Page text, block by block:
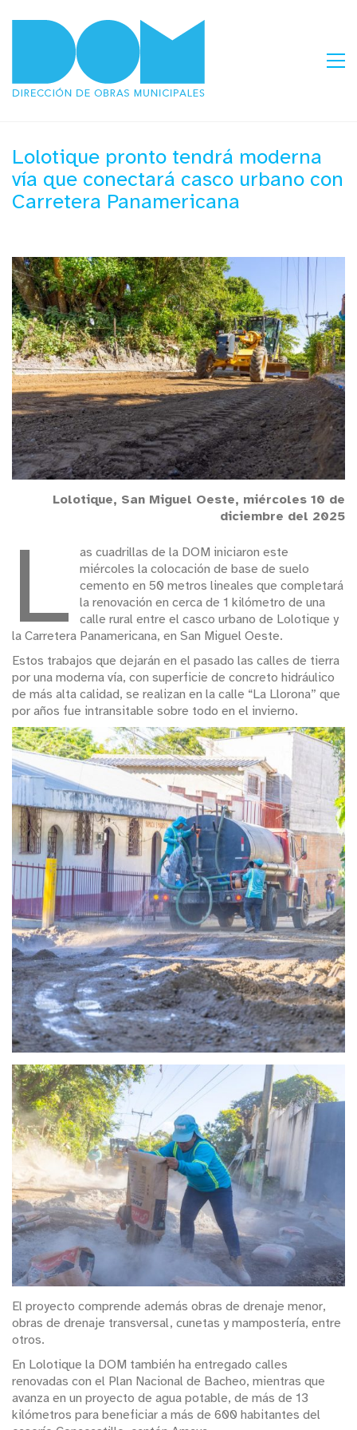
Lolotique pronto tendrá moderna
vía que conectará casco urbano con
Carretera Panamericana
Lolotique, San Miguel Oeste, miércoles 10 de
diciembre del 2025
L
as cuadrillas de la DOM iniciaron este
miércoles la colocación de base de suelo
cemento en 50 metros lineales que completará
la renovación en cerca de 1 kilómetro de una
calle rural entre el casco urbano de Lolotique y
la Carretera Panamericana, en San Miguel Oeste.
Estos trabajos que dejarán en el pasado las calles de tierra
por una moderna vía, con superficie de concreto hidráulico
de más alta calidad, se realizan en la calle “La Llorona” que
por años fue intransitable sobre todo en el invierno.
El proyecto comprende además obras de drenaje menor,
obras de drenaje transversal, cunetas y mampostería, entre
otros.
En Lolotique la DOM también ha entregado calles
renovadas con el Plan Nacional de Bacheo, mientras que
avanza en un proyecto de agua potable, de más de 13
kilómetros para beneficiar a más de 600 habitantes del